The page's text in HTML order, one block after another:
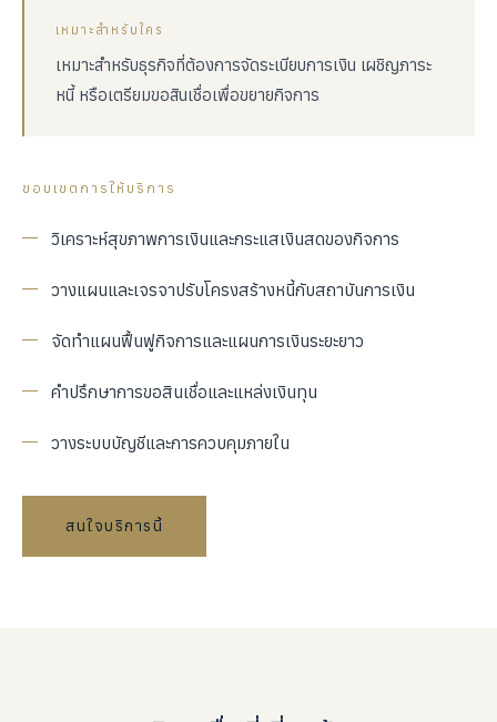
เหมาะสำหรับใคร
เหมาะสำหรับธุรกิจที่ต้องการจัดระเบียบการเงิน เผชิญภาระ
หนี้ หรือเตรียมขอสินเชื่อเพื่อขยายกิจการ
ขอบเขตการให้บริการ
วิเคราะห์สุขภาพการเงินและกระแสเงินสดของกิจการ
วางแผนและเจรจาปรับโครงสร้างหนี้กับสถาบันการเงิน
จัดทำแผนฟื้นฟูกิจการและแผนการเงินระยะยาว
คำปรึกษาการขอสินเชื่อและแหล่งเงินทุน
วางระบบบัญชีและการควบคุมภายใน
สนใจบริการนี้